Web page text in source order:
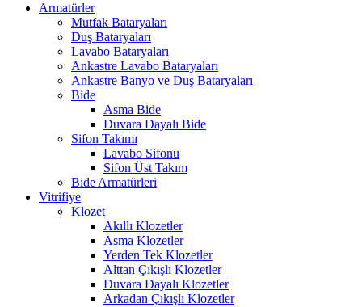
Armatürler
Mutfak Bataryaları
Duş Bataryaları
Lavabo Bataryaları
Ankastre Lavabo Bataryaları
Ankastre Banyo ve Duş Bataryaları
Bide
Asma Bide
Duvara Dayalı Bide
Sifon Takımı
Lavabo Sifonu
Sifon Üst Takım
Bide Armatürleri
Vitrifiye
Klozet
Akıllı Klozetler
Asma Klozetler
Yerden Tek Klozetler
Alttan Çıkışlı Klozetler
Duvara Dayalı Klozetler
Arkadan Çıkışlı Klozetler